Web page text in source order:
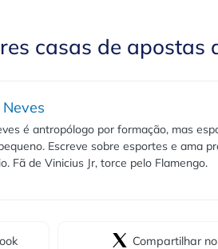
casas de
é antropólogo por formação, mas
Escreve sobre esportes e ama
Fã de Vinicius Jr, torce pelo Flamengo.
Compartilhar